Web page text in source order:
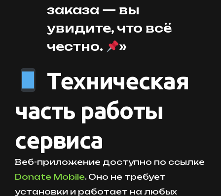
заказа — вы
увидите, что всё
честно.
»
Техническая
часть работы
сервиса
Веб-приложение доступно по ссылке
Donate Mobile. Оно не требует
установки и работает на любых